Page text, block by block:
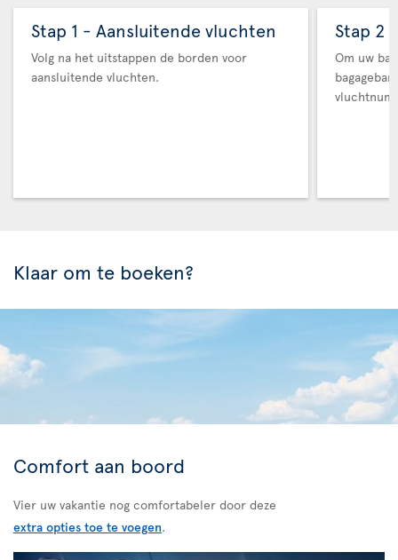
Stap 1 - Aansluitende vluchten
Volg na het uitstappen de borden voor
aansluitende vluchten.
Stap 2
Om uw
Klaar om te boeken?
Comfort aan boord
Vier uw vakantie nog comfortabeler door deze
extra opties toe te voegen.